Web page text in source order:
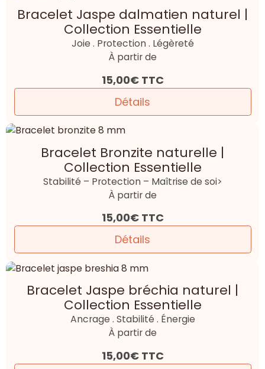
Bracelet Jaspe dalmatien naturel |
Collection Essentielle
Joie . Protection . Légèreté
À partir de
15,00€ TTC
Détails
Bracelet Bronzite naturelle |
Collection Essentielle
Stabilité – Protection – Maîtrise de soi>
À partir de
15,00€ TTC
Détails
Bracelet Jaspe bréchia naturel |
Collection Essentielle
Ancrage . Stabilité . Énergie
À partir de
15,00€ TTC